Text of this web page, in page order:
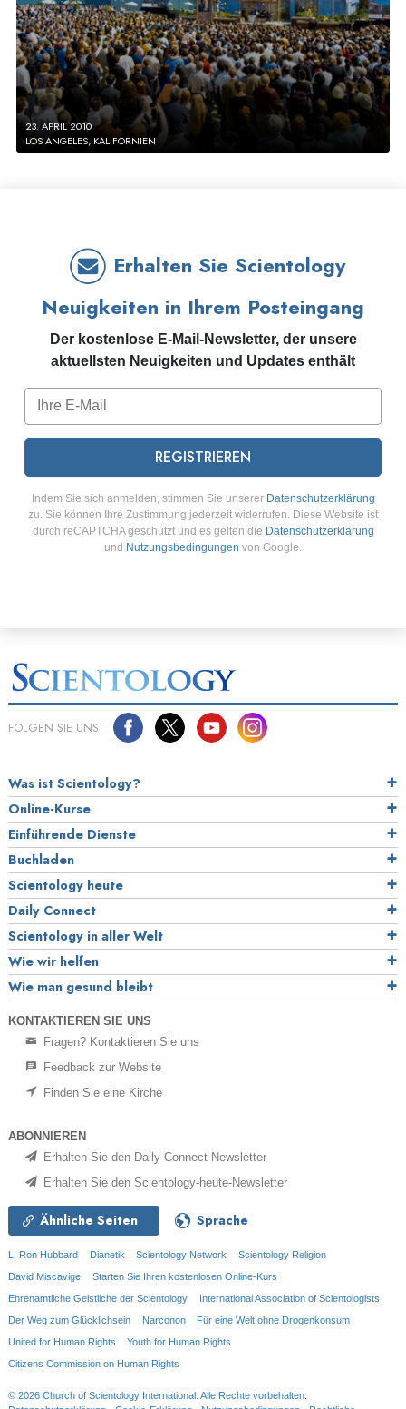
23. APRIL 2010
LOS ANGELES, KALIFORNIEN
Erhalten Sie Scientology
Neuigkeiten in Ihrem Posteingang
Der kostenlose E-Mail-Newsletter, der unsere
aktuellsten Neuigkeiten und Updates enthält
REGISTRIEREN
Indem Sie sich anmelden, stimmen Sie unserer Datenschutzerklärung
zu. Sie können Ihre Zustimmung jederzeit widerrufen. Diese Website ist
durch reCAPTCHA geschützt und es gelten die Datenschutzerklärung
und Nutzungsbedingungen von Google.
FOLGEN SIE UNS
Was ist Scientology?
Online-Kurse
Einführende Dienste
Buchladen
Scientology heute
Daily Connect
Scientology in aller Welt
Wie wir helfen
Wie man gesund bleibt
KONTAKTIEREN SIE UNS
Fragen? Kontaktieren Sie uns
Feedback zur Website
Finden Sie eine Kirche
ABONNIEREN
Erhalten Sie den Daily Connect Newsletter
Erhalten Sie den Scientology-heute-Newsletter
Ähnliche Seiten Sprache
L. Ron Hubbard Dianetik Scientology Network
Scientology Religion
David Miscavige
Starten Sie Ihren kostenlosen Online-Kurs
Ehrenamtliche Geistliche der Scientology
International Association of Scientologists
Der Weg zum Glücklichsein
Narconon
Für eine Welt ohne Drogenkonsum
United for Human Rights
Youth for Human Rights
Citizens Commission on Human Rights
© 2026 Church of Scientology International. Alle Rechte vorbehalten.